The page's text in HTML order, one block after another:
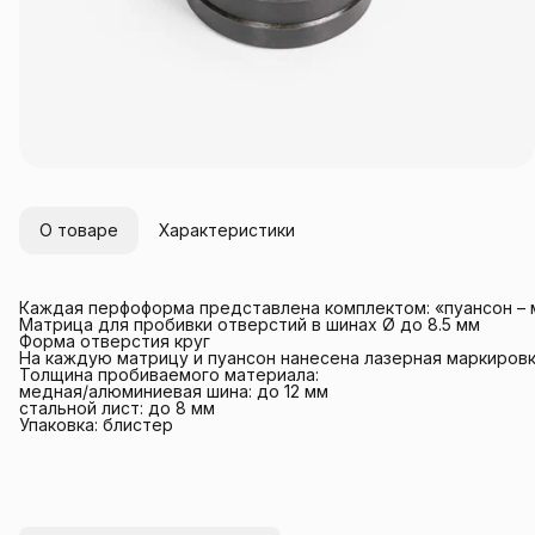
О товаре Характеристики
Каждая перфоформа представлена комплектом: «пуансон –
Матрица для пробивки отверстий в шинах Ø до 8.5 мм
Форма отверстия круг
На каждую матрицу и пуансон нанесена лазерная
Толщина пробиваемого материала:
медная/алюминиевая шина: до 12 мм
стальной лист: до 8 мм
Упаковка: блистер